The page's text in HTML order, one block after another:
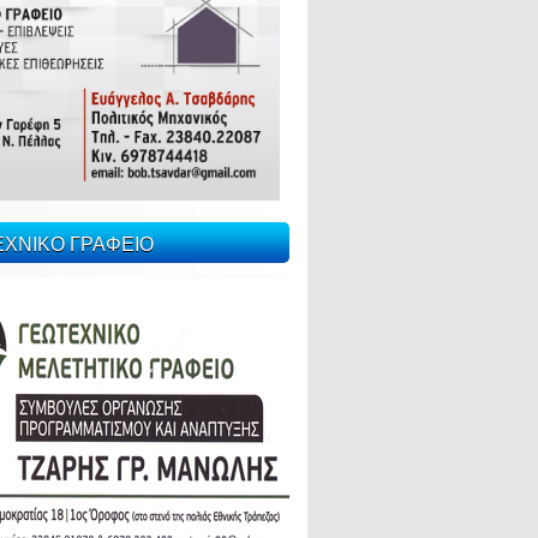
ΓΡΑΦΕΙΟ